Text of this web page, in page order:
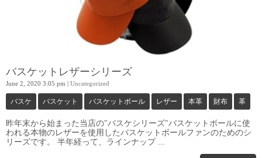
バスケットレザーシリーズ
June 2, 2020 3:05 pm | Uncategorized
バスケ バスケット バスケットボール レザー 本革 財布 革
昨年末から始まった当店の"バスケシリーズ"バスケットボールに使
われる本物のレザーを使用したバスケットボールファンのためのシ
リーズです。 半年経って、ラインナップ ...